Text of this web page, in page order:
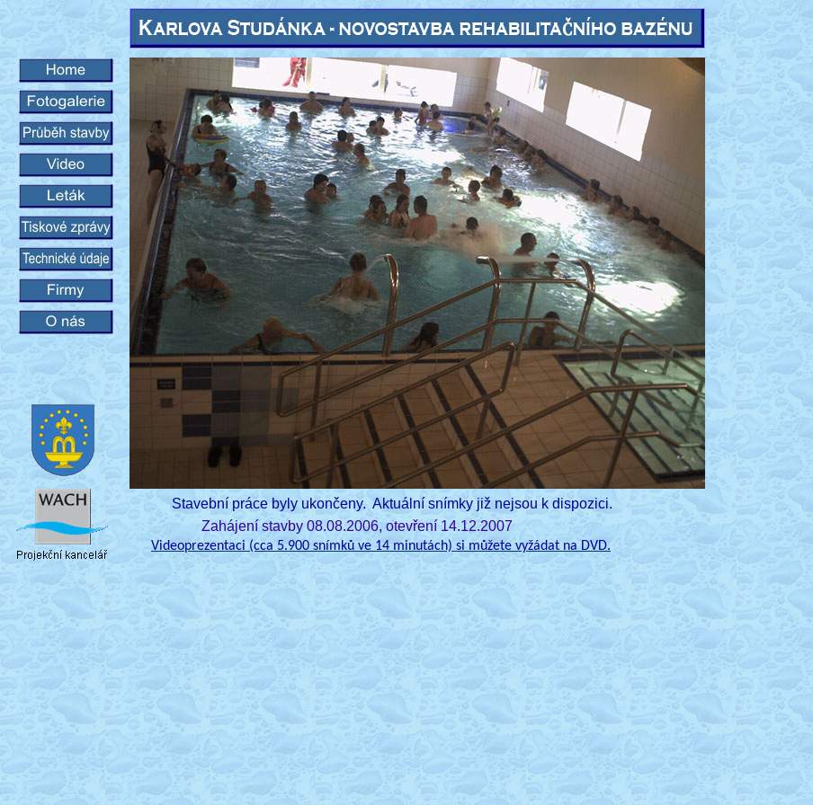
Stavební práce byly ukončeny. Aktuální snímky již nejsou k dispozici.
Zahájení stavby 08.08.2006, otevření 14.12.2007
Videoprezentaci (cca 5.900 snímků ve 14 minutách) si můžete vyžádat na DVD.